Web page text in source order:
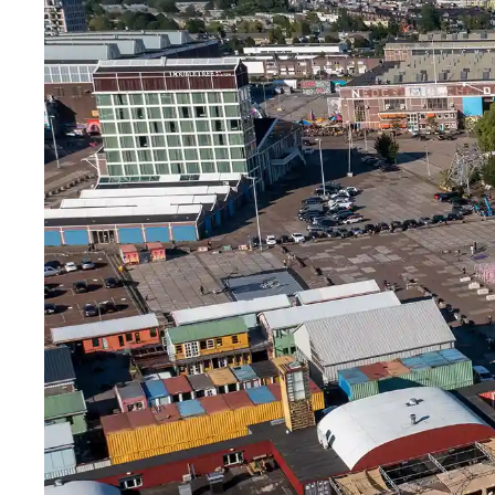
BLIJF OP DE HOOGTE VIA ONZE
NIEUWSBRIEF
SCHRIJF ME IN